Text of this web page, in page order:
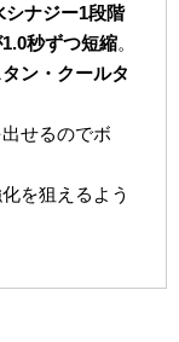
シナジー1段階
秒ずつ短縮。
ン・クールタ
せるのでボ
を狙えるよう